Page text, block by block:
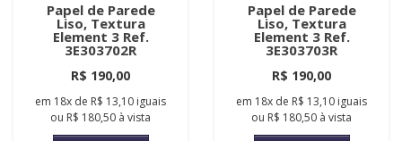
Papel de Parede
Liso, Textura
Element 3 Ref.
3E303702R
R$ 190,00
em 18x de R$ 13,10 iguais
ou R$ 180,50 à vista
Papel de Parede
Liso, Textura
Element 3 Ref.
3E303703R
R$ 190,00
em 18x de R$ 13,10 iguais
ou R$ 180,50 à vista